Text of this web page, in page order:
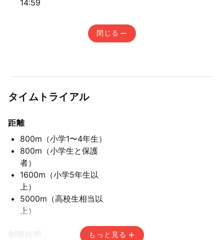
14:59
閉じる
タイムトライアル
距離
800m （小学1〜4年生）
800m （小学生と保護
者）
1600m （小学5年生以
上）
5000m （高校生相当以
上）
募集人数
もっと見る